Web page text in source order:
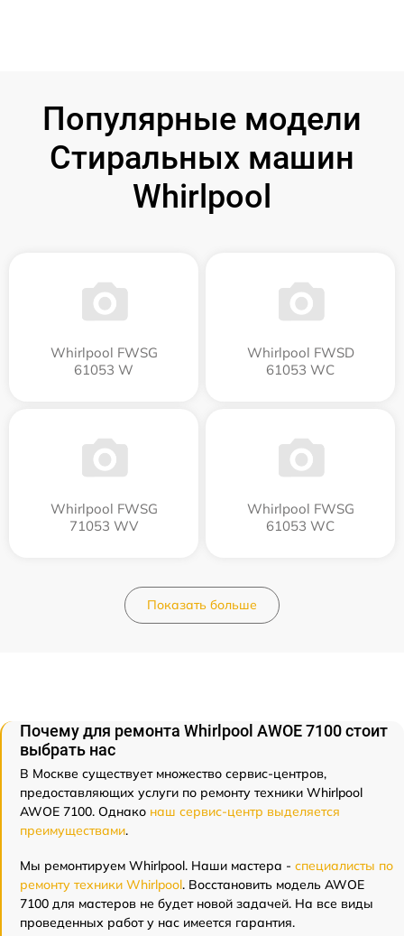
Популярные модели
Стиральных машин
Whirlpool
Whirlpool FWSG
61053 W
Whirlpool FWSD
61053 WC
Whirlpool FWSG
71053 WV
Whirlpool FWSG
61053 WC
Показать больше
Почему для ремонта Whirlpool AWOE 7100 стоит
выбрать нас
В Москве существует множество сервис-центров,
предоставляющих услуги по ремонту техники Whirlpool
AWOE 7100. Однако наш сервис-центр выделяется
преимуществами.
Мы ремонтируем Whirlpool. Наши мастера - специалисты по
ремонту техники Whirlpool. Восстановить модель AWOE
7100 для мастеров не будет новой задачей. На все виды
проведенных работ у нас имеется гарантия.